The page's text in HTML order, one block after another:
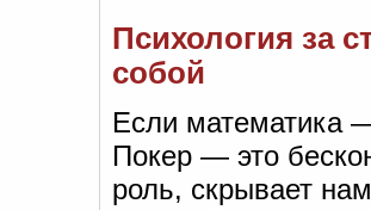
Психология за
собой
Если математика
Покер — это
роль, скрывает